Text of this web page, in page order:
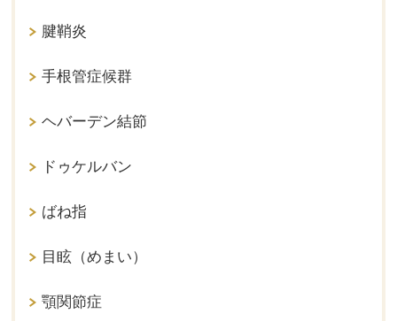
腱鞘炎
手根管症候群
ヘバーデン結節
ドゥケルバン
ばね指
目眩（めまい）
顎関節症